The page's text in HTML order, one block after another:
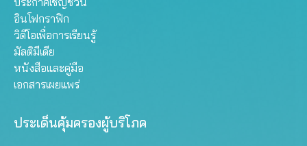
อินโฟกราฟิก
วิดีโอเพื่อการเรียนรู้
มัลติมีเดีย
หนังสือและคู่มือ
เอกสารเผยแพร่
ประเด็นคุ้มครองผู้บริโภค